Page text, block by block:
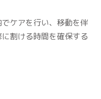
ケアを行い、移動を伴
割ける時間を確保する